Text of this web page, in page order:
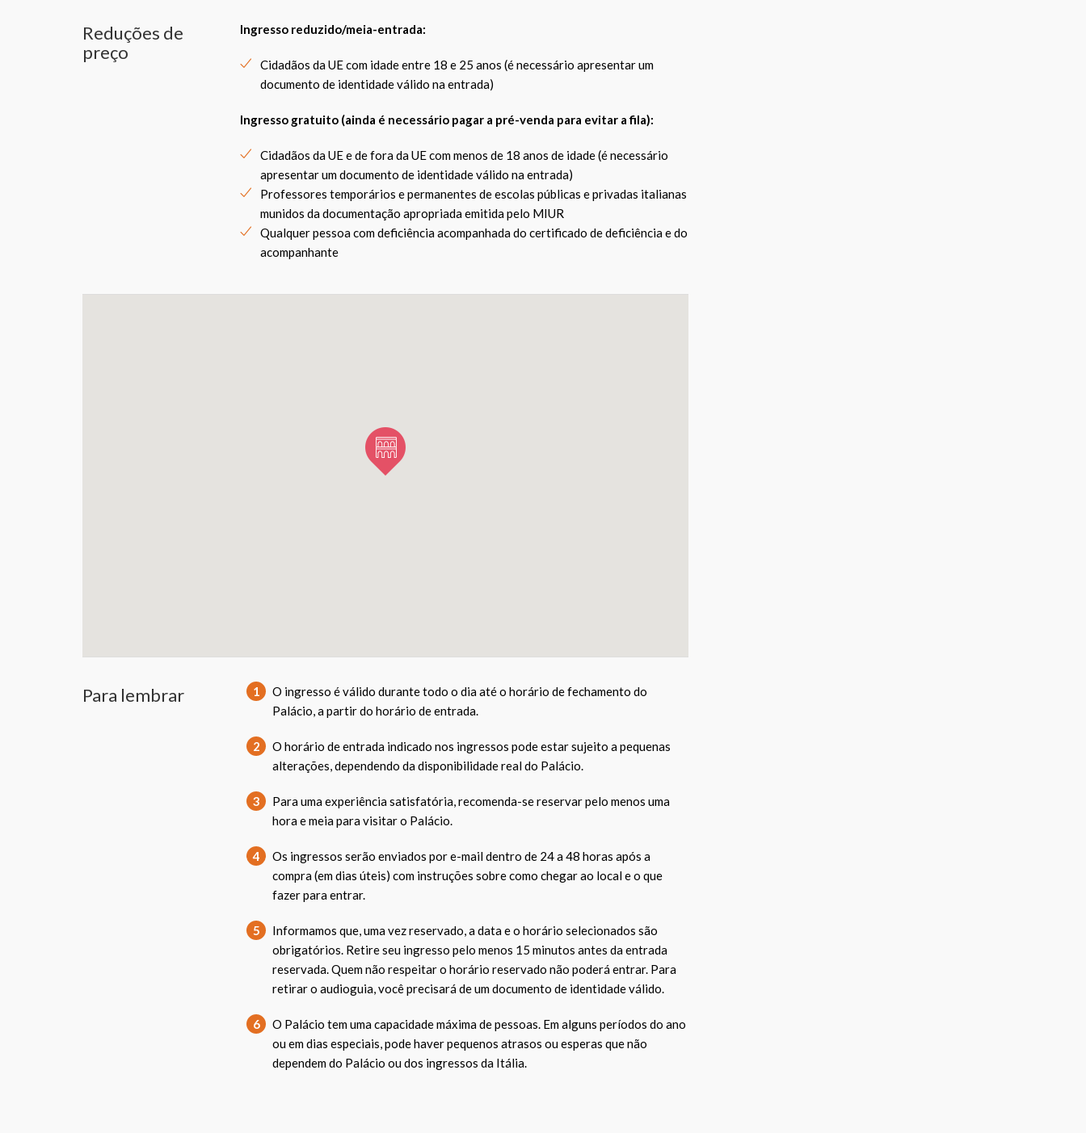
Reduções de
preço
Ingresso reduzido/meia-entrada:
Cidadãos da UE com idade entre 18 e 25 anos (é necessário apresentar um
documento de identidade válido na entrada)
Ingresso gratuito (ainda é necessário pagar a pré-venda para evitar a fila):
Cidadãos da UE e de fora da UE com menos de 18 anos de idade (é necessário
apresentar um documento de identidade válido na entrada)
Professores temporários e permanentes de escolas públicas e privadas italianas
munidos da documentação apropriada emitida pelo MIUR
Qualquer pessoa com deficiência acompanhada do certificado de deficiência e do
acompanhante
Para lembrar 1
O ingresso é válido durante todo o dia até o horário de fechamento do
Palácio, a partir do horário de entrada.
2
O horário de entrada indicado nos ingressos pode estar sujeito a pequenas
alterações, dependendo da disponibilidade real do Palácio.
3
Para uma experiência satisfatória, recomenda-se reservar pelo menos uma
hora e meia para visitar o Palácio.
4
Os ingressos serão enviados por e-mail dentro de 24 a 48 horas após a
compra (em dias úteis) com instruções sobre como chegar ao local e o que
fazer para entrar.
5
Informamos que, uma vez reservado, a data e o horário selecionados são
obrigatórios. Retire seu ingresso pelo menos 15 minutos antes da entrada
reservada. Quem não respeitar o horário reservado não poderá entrar. Para
retirar o audioguia, você precisará de um documento de identidade válido.
6
O Palácio tem uma capacidade máxima de pessoas. Em alguns períodos do ano
ou em dias especiais, pode haver pequenos atrasos ou esperas que não
dependem do Palácio ou dos ingressos da Itália.